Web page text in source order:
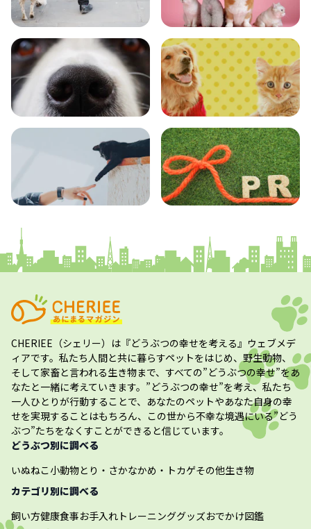
おでかけ 図鑑
エンタメ クイズ
CHERIEE（シェリー） は『どうぶつの幸せを考える』ウェブメデ
ィアです。私たち人間と共に暮らすペットをはじめ、野生動物、
そして家畜と言われる生き物まで、すべての”どうぶつの幸せ”をあ
なたと一緒に考えていきます。”どうぶつの幸せ”を考え、私たち
一人ひとりが行動することで、あなたのペットやあなた自身の幸
せを実現することはもちろん、この世から不幸な境遇にいる”どう
ぶつ”たちをなくすことができると信じています。
どうぶつ別に調べる
いぬねこ小動物とり・さかなかめ・トカゲその他生き物
カテゴリ別に調べる
飼い方健康食事お手入れ トレーニンググッズおでかけ図鑑